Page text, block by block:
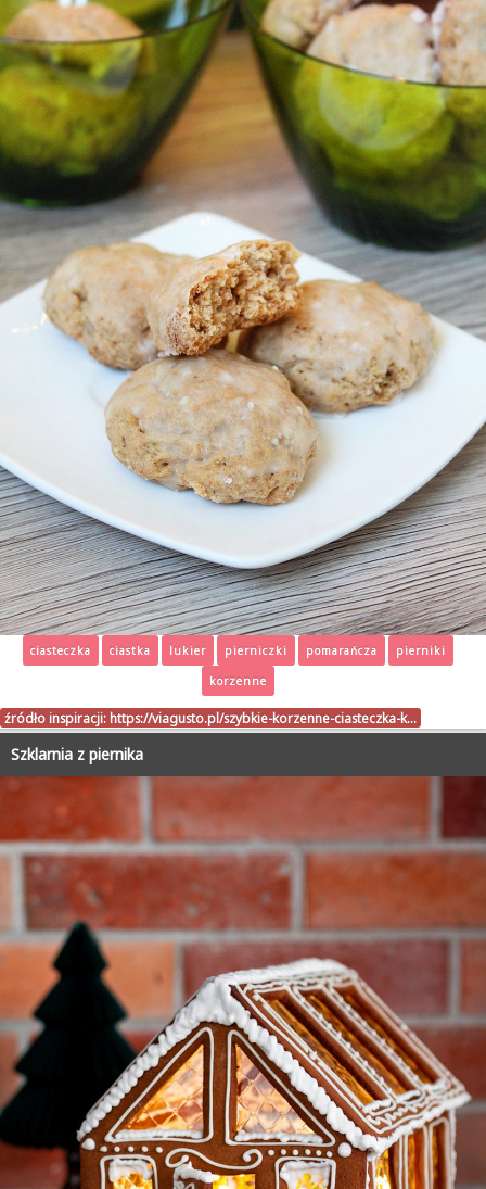
ciasteczka ciastka lukier pierniczki pomarańcza
pierniki
korzenne
źródło inspiracji: https://viagusto.pl/szybkie-korzenne-ciasteczka-k…
Szklarnia z piernika